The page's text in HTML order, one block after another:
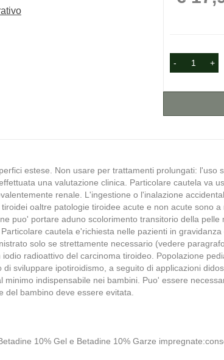
- +
estese. Non usare per trattamenti prolungati: l'uso
una valutazione clinica. Particolare cautela va
renale. L'ingestione o l'inalazione
oaltre patologie tiroidee acute e non acute sono
puo' portare aduno scolorimento transitorio della
cautela e'richiesta nelle pazienti in
solo se strettamente necessario (vedere
radioattivo del carcinoma tiroideo. Popolazione
sviluppare ipotiroidismo, a seguito di applicazioni
indispensabile nei bambini. Puo' essere
bambino deve essere evitata.
10% Gel e Betadine 10% Garze